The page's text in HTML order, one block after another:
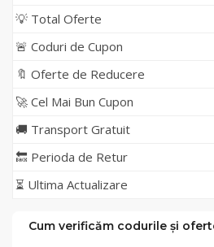
💡 Total Oferte
🚨 Coduri de Cupon
🔖 Oferte de Reducere
🚀 Cel Mai Bun Cupon
🚚 Transport Gratuit
🔙 Perioda de Retur
⏳ Ultima Actualizare
Cum verificăm codurile și